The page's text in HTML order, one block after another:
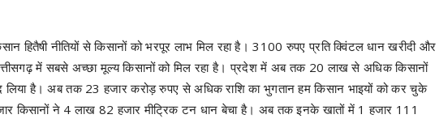
हितैषी नीतियों से किसानों को भरपूर लाभ मिल रहा है। 3100 रुपए प्रति क्विंटल धान खरीदी और
में सबसे अच्छा मूल्य किसानों को मिल रहा है। प्रदेश में अब तक 20 लाख से अधिक किसानों
है। अब तक 23 हजार करोड़ रुपए से अधिक राशि का भुगतान हम किसान भाइयों को कर चुके
किसानों ने 4 लाख 82 हजार मीट्रिक टन धान बेचा है। अब तक इनके खातों में 1 हजार 111